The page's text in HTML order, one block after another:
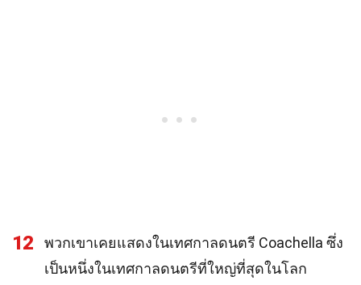
12
พวกเขาเคยแสดงในเทศกาลดนตรี Coachella ซึ่ง
เป็นหนึ่งในเทศกาลดนตรีที่ใหญ่ที่สุดในโลก